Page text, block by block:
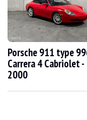
JAHR
KILOMETERSTAND
MOTOR
HUBRAUM
LEISTUNG
TREIBSTOFF
BOX
FARBE
Porsche 911 type
Carrera 4 Cabriolet -
2000